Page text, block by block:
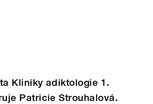
Kliniky adiktologie 1.
Patricie Strouhalová.